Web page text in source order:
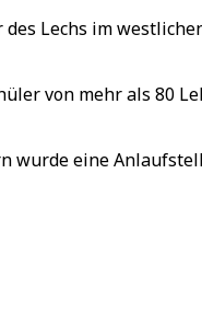
Lechs im
von mehr als 80
wurde eine